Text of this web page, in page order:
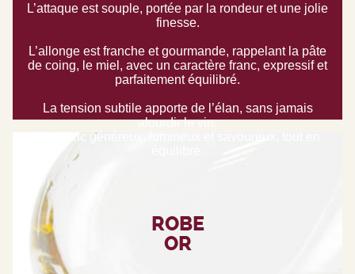
L’attaque est souple, portée par la rondeur et une jolie
finesse.
L’allonge est franche et gourmande, rappelant la pâte
de coing, le miel, avec un caractère franc, expressif et
parfaitement équilibré.
La tension subtile apporte de l’élan, sans jamais
alourdir le vin.
Un blanc généreux, lumineux et savoureux, tout en
ROBE
OR